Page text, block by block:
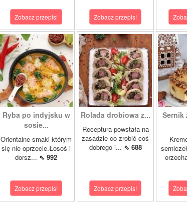
Zobacz przepis! Zobacz przepis!
Ryba po indyjsku w
sosie...
Orientalne smaki którym
się nie oprzecie.Łosoś i
dorsz... ⇖ 992
Zobacz przepis!
Rolada drobiowa z...
Receptura powstała na
zasadzie co zrobić coś
dobrego i... ⇖ 688
Zobacz przepis!
Sernik